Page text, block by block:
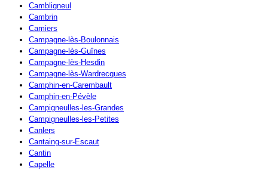
Cambligneul
Cambrin
Camiers
Campagne-lès-Boulonnais
Campagne-lès-Guînes
Campagne-lès-Hesdin
Campagne-lès-Wardrecques
Camphin-en-Carembault
Camphin-en-Pévèle
Campigneulles-les-Grandes
Campigneulles-les-Petites
Canlers
Cantaing-sur-Escaut
Cantin
Capelle